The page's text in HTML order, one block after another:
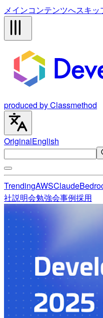
メインコンテンツへスキッ
produced by Classmethod
OriginalEnglish
TrendingAWSClaude
社説明会勉強会事例採用